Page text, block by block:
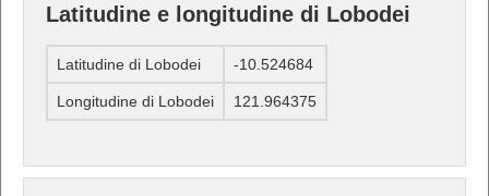
Latitudine e longitudine di Lobodei
Latitudine di Lobodei -10.524684
Longitudine di Lobodei 121.964375